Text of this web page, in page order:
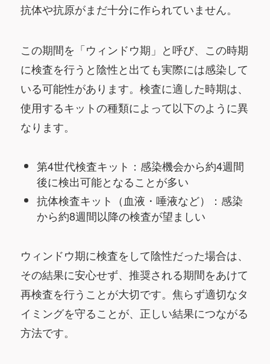
抗体や抗原がまだ十分に作られていません。
この期間を「ウィンドウ期」と呼び、この時期
に検査を行うと陰性と出ても実際には感染して
いる可能性があります。検査に適した時期は、
使用するキットの種類によって以下のように異
なります。
第4世代検査キット：感染機会から約4週間
後に検出可能となることが多い
抗体検査キット（血液・唾液など）：感染
から約8週間以降の検査が望ましい
ウィンドウ期に検査をして陰性だった場合は、
その結果に安心せず、推奨される期間をあけて
再検査を行うことが大切です。焦らず適切なタ
イミングを守ることが、正しい結果につながる
方法です。